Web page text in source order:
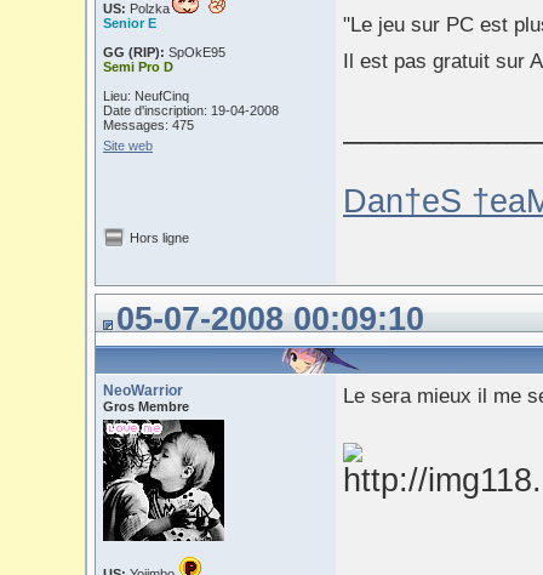
US: Polzka
Senior E
GG (RIP): SpOkE95
Semi Pro D
Lieu: NeufCinq
Date d'inscription: 19-04-2008
Messages: 475
Site web
"Le jeu sur PC est
Il est pas gratuit sur
Dan†eS
Hors ligne
05-07-2008 00:09:10
NeoWarrior
Gros Membre Le sera mieux il me